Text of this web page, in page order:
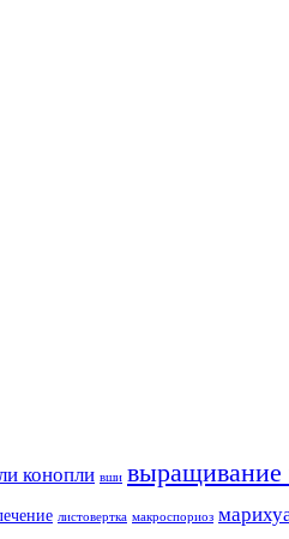
конопли вши выращивание
листовертка макроспориоз